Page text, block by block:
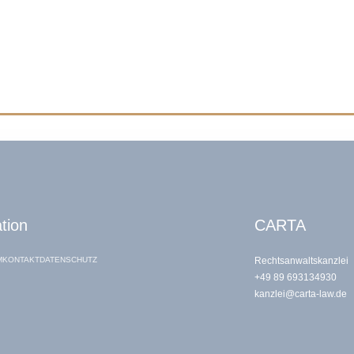
KONTAKTDATENSCHUTZ
CARTA
Rechtsanwaltskanzlei
+49 89 693134930
kanzlei@carta-law.de